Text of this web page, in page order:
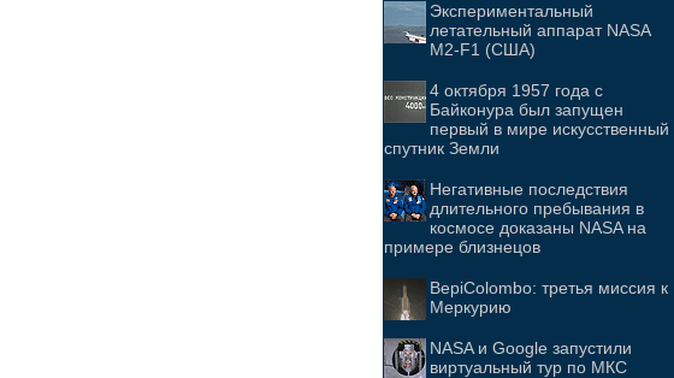
Экспериментальный
летательный аппарат NASA
M2-F1 (США)
4 октября 1957 года с
Байконура был запущен
первый в мире искусственный
спутник Земли
Негативные последствия
длительного пребывания в
космосе доказаны NASA на
примере близнецов
BepiColombo: третья миссия к
Меркурию
NASA и Google запустили
виртуальный тур по МКС